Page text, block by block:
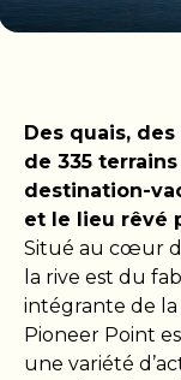
Des quais,
de 335
destination-
et le lieu rêvé
Situé au cœur
la rive est du
intégrante de la
Pioneer Point
une variété